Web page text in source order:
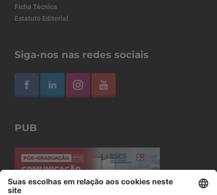
Ficha Técnica
Estatuto Editorial
Siga-nos nas redes sociais
PUB